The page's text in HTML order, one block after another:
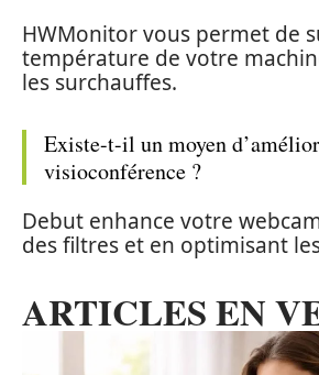
HWMonitor vous permet de
température de votre
les surchauffes.
Existe-t-il un moyen
visioconférence ?
Debut enhance votre
des filtres et en optimisant
ARTICLES EN